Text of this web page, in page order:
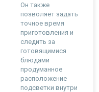
Он также
позволяет задать
точное время
приготовления и
следить за
готовящимися
блюдами
продуманное
расположение
подсветки внутри